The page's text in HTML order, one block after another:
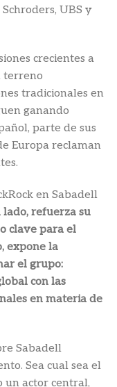
UBS y
crecientes a
terreno
tradicionales en
ganando
parte de sus
Europa reclaman
en Sabadell
lado, refuerza su
clave para el
expone la
el grupo:
con las
en materia de
Sabadell
Sea cual sea el
un actor central,